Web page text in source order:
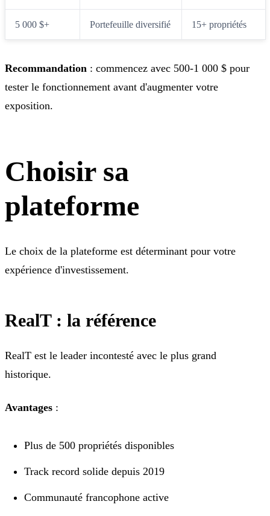
5 000 $+ Portefeuille diversifié 15+ propriétés
Recommandation : commencez avec 500-1 000 $ pour
tester le fonctionnement avant d'augmenter votre
exposition.
Choisir sa
plateforme
Le choix de la plateforme est déterminant pour votre
expérience d'investissement.
RealT : la référence
RealT est le leader incontesté avec le plus grand
historique.
Avantages :
Plus de 500 propriétés disponibles
Track record solide depuis 2019
Communauté francophone active